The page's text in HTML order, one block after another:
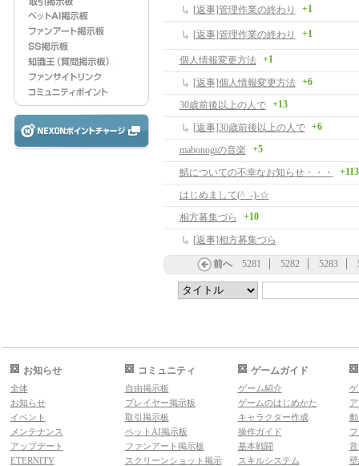
[返事]管理作業の終わり
+1
[返事]管理作業の終わり +1
個人情報変更方法 +1
[返事]個人情報変更方法 +6
30歳前後以上の人で +13
[返事]30歳前後以上の人で +6
mabonogiの音楽 +5
鯖についての不幸なお知らせ・・・ +113
はじめまして(^_-)-☆
相方募集づら
+10
[返事]相方募集づら
前へ 5281 5282 5283
お知らせ
全体
お知らせ
イベント
メンテナンス
アップデート
ETERNITY
コミュニティ
自由掲示板
プレイヤー掲示板
取引掲示板
ペットAI掲示板
ファンアート掲示板
スクリーンショット掲示
ゲームガイド
ゲーム紹介
ゲームのはじめかた
キャラクター作成
操作ガイド
基本戦闘
スキルシステム